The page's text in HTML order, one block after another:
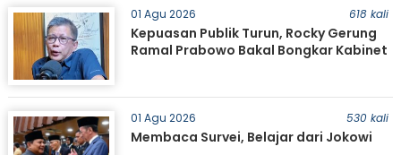
01 Agu 2026 618 kali
Kepuasan Publik Turun, Rocky Gerung
Ramal Prabowo Bakal Bongkar Kabinet
01 Agu 2026 530 kali
Membaca Survei, Belajar dari Jokowi